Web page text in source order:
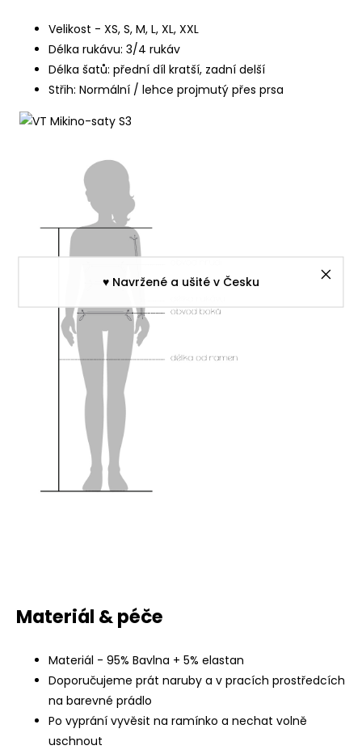
♥︎ Navržené a ušité v Česku
Velikost - XS, S, M, L, XL, XXL
Délka rukávu: 3/4 rukáv
Délka šatů: přední díl kratší, zadní delší
Střih: Normální / lehce projmutý přes prsa
Materiál & péče
Materiál - 95% Bavlna + 5% elastan
Doporučujeme prát naruby a v pracích prostředcích
na barevné prádlo
Po vyprání vyvěsit na ramínko a nechat volně
uschnout